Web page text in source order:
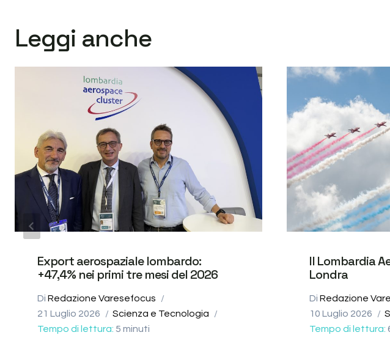
Leggi anche
Export aerospaziale lombardo:
+47,4% nei primi tre mesi del 2026
Di Redazione Varesefocus
21 Luglio 2026
Scienza e Tecnologia
Tempo di lettura: 5 minuti
Il Lombardia
Londra
Di Redazione
10 Luglio 2026
Tempo di lettura: